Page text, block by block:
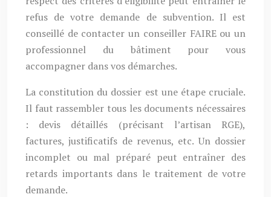
refus de votre demande de subvention. Il est
conseillé de contacter un conseiller FAIRE ou un
professionnel du bâtiment pour vous
accompagner dans vos démarches.
La constitution du dossier est une étape cruciale.
Il faut rassembler tous les documents nécessaires
: devis détaillés (précisant l’artisan RGE),
factures, justificatifs de revenus, etc. Un dossier
incomplet ou mal préparé peut entraîner des
retards importants dans le traitement de votre
demande.